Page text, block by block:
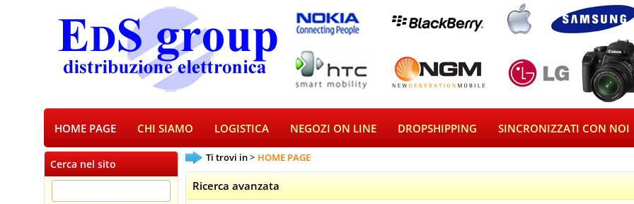
HOME PAGE CHI SIAMO LOGISTICA NEGOZI ON LINE DROPSHIPPING SINCRONIZZATI CON NOI
Cerca nel sito Ti trovi in HOME PAGE
Ricerca avanzata